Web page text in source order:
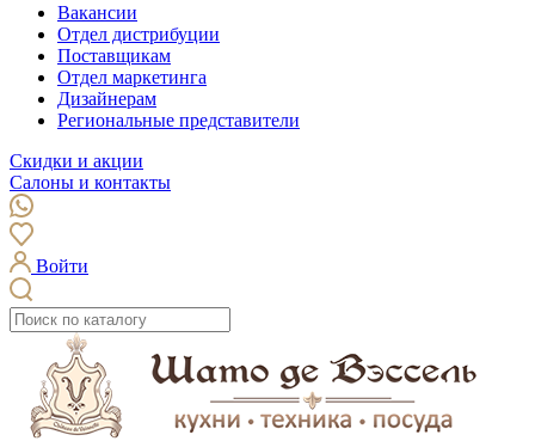
Вакансии
Отдел дистрибуции
Поставщикам
Отдел маркетинга
Дизайнерам
Региональные представители
Скидки и акции
Салоны и контакты
Войти